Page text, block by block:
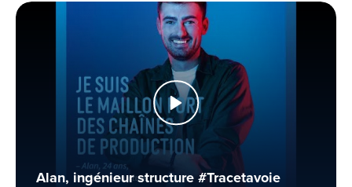
Alan, ingénieur structure #Tracetavoie